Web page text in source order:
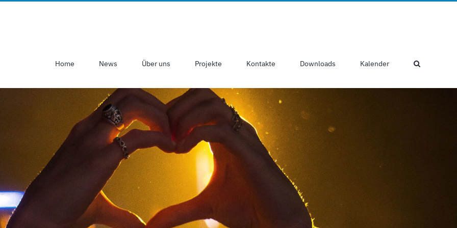
Home News Über uns Projekte Kontakte Downloads Kalender